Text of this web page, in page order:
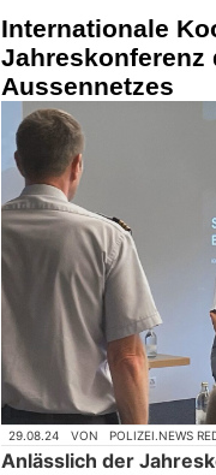
Internationale
Aussennetzes
29.08.24 VON POLIZEI.NEWS
Anlässlich der